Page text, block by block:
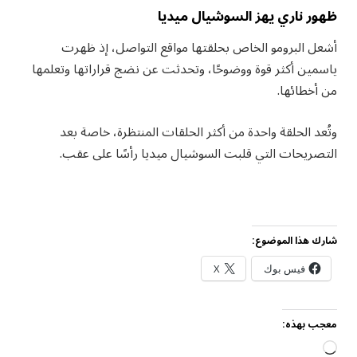
ظهور ناري يهز السوشيال ميديا
أشعل البرومو الخاص بحلقتها مواقع التواصل، إذ ظهرت
ياسمين أكثر قوة ووضوحًا، وتحدثت عن نضج قراراتها وتعلمها
من أخطائها.
وتُعد الحلقة واحدة من أكثر الحلقات المنتظرة، خاصة بعد
التصريحات التي قلبت السوشيال ميديا رأسًا على عقب.
شارك هذا الموضوع:
فيس بوك X
معجب بهذه:
جاري